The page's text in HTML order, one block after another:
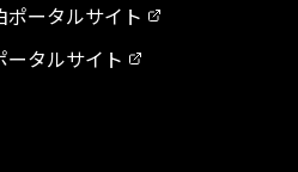
ポータルサイト
ータルサイト